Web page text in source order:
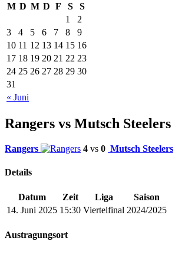
M D M D F S S
« Juni
1
2
3
4 5 6 7 8
9
10 11 12 13 14 15 16
17 18 19 20 21 22 23
24 25 26 27 28 29 30
31
Rangers vs Mutsch Steelers
Rangers 4 vs 0 Mutsch Steelers
Details
Datum Zeit Liga
Saison
14. Juni 2025 15:30 Viertelfinal 2024/2025
Austragungsort